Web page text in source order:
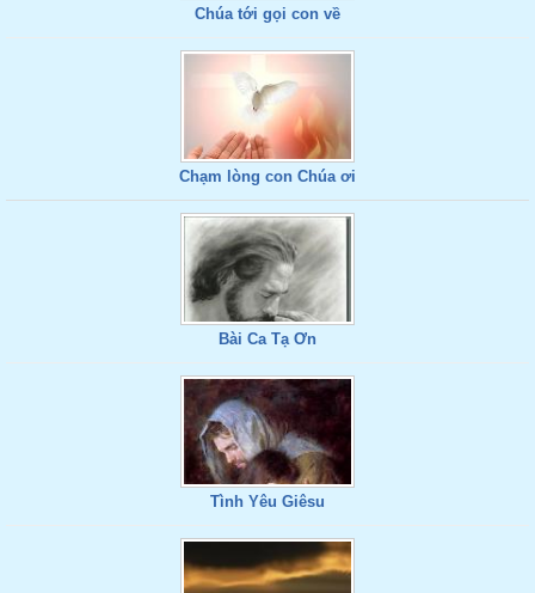
Chúa tới gọi con về
Chạm lòng con Chúa ơi
Bài Ca Tạ Ơn
Tình Yêu Giêsu